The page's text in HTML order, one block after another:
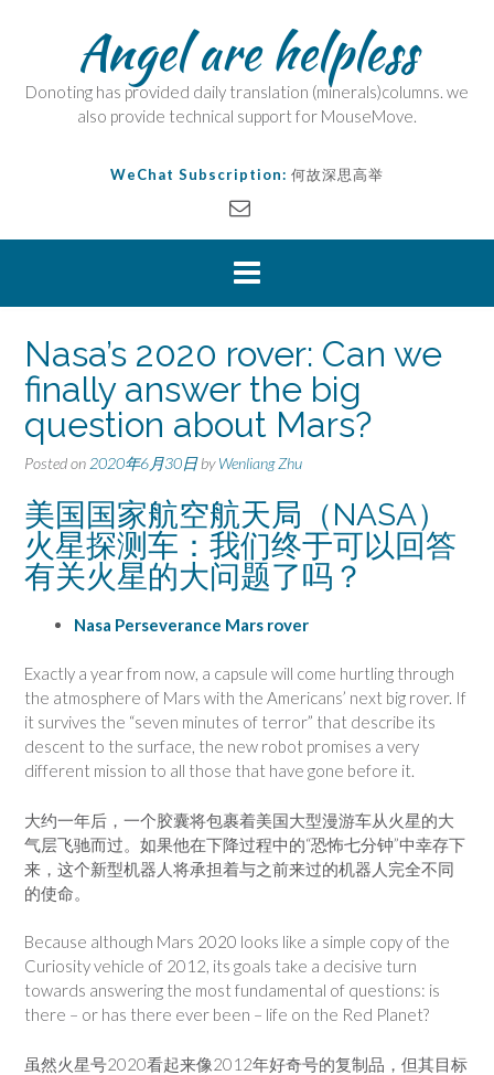
Angel are helpless
Donoting has provided daily translation (minerals)columns. we
also provide technical support for MouseMove.
WeChat Subscription: 何故深思高举
Nasa’s 2020 rover: Can we
finally answer the big
question about Mars?
Posted on 2020年6月30日byWenliang Zhu
美国国家航空航天局（NASA）
火星探测车：我们终于可以回答
有关火星的大问题了吗？
Nasa Perseverance Mars rover
Exactly a year from now, a capsule will come hurtling through
the atmosphere of Mars with the Americans’ next big rover. If
it survives the “seven minutes of terror” that describe its
descent to the surface, the new robot promises a very
different mission to all those that have gone before it.
大约一年后，一个胶囊将包裹着美国大型漫游车从火星的大
气层飞驰而过。如果他在下降过程中的“恐怖七分钟”中幸存下
来，这个新型机器人将承担着与之前来过的机器人完全不同
的使命。
Because although Mars 2020 looks like a simple copy of the
Curiosity vehicle of 2012, its goals take a decisive turn
towards answering the most fundamental of questions: is
there – or has there ever been – life on the Red Planet?
虽然火星号2020看起来像2012年好奇号的复制品，但其目标